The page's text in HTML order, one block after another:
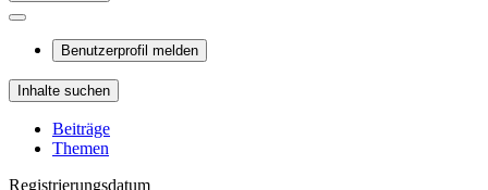
Benutzerprofil melden
Inhalte suchen
Beiträge
Themen
Registrierungsdatum